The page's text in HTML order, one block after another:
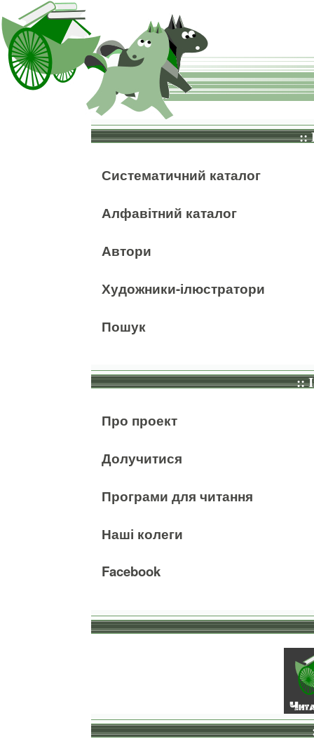
::
Систематичний каталог
Алфавітний каталог
Автори
Художники-ілюстратори
Пошук
::
Про проект
Долучитися
Програми для читання
Наші колеги
Facebook